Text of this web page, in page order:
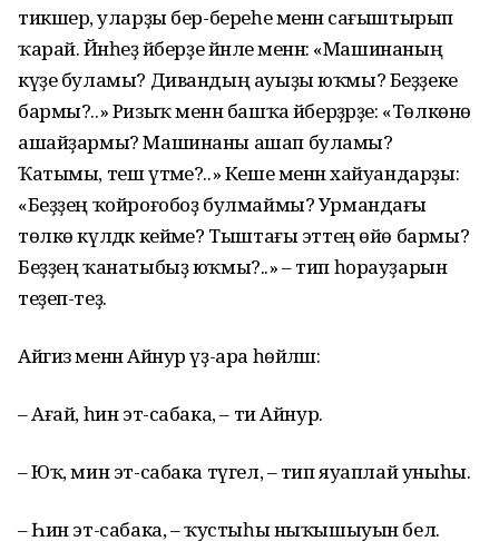
тикшерә, уларҙы бер-береһе менән сағыштырып
ҡарай. Йәнһеҙ әйберҙе йәнле менән: «Машинаның
күҙе буламы? Дивандың ауыҙы юҡмы? Беҙҙеке
бармы?..» Ризыҡ менән башҡа әйберҙәрҙе: «Төлкөнө
ашайҙармы? Машинаны ашап буламы?
Ҡатымы, теш үтәме?..» Кеше менән хайуандарҙы:
«Беҙҙең ҡойроғобоҙ булмаймы? Урмандағы
төлкө күлдәк кейәме? Тыштағы эттең өйө бармы?
Беҙҙең ҡанатыбыҙ юҡмы?..» – тип һорауҙарын
теҙеп-теҙә.
Айгиз менән Айнур үҙ-ара һөйләшә:
– Ағай, һин эт-сабака, – ти Айнур.
– Юҡ, мин эт-сабака түгел, – тип яуаплай уныһы.
– Һин эт-сабака, – ҡустыһы ныҡышыуын белә.